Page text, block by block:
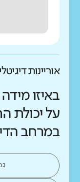
אוריינות
באיזו
על יכולת
במרחב